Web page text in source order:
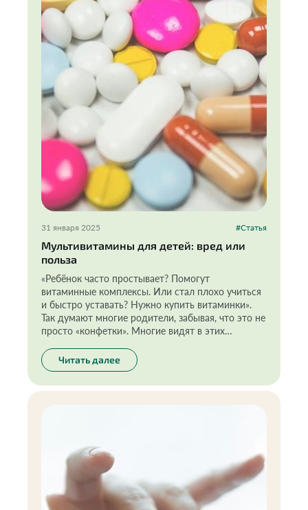
31 января 2025 #Статья
Мультивитамины для детей: вред или
польза
«Ребёнок часто простывает? Помогут
витаминные комплексы. Или стал плохо учиться
и быстро уставать? Нужно купить витаминки».
Так думают многие родители, забывая, что это не
просто «конфетки». Многие видят в этих
волшебную таблетку, которая действует быстро
и эффективно. Причём на всё сразу. Но так ли
полезны мультивитамины для детей —
Читать далее